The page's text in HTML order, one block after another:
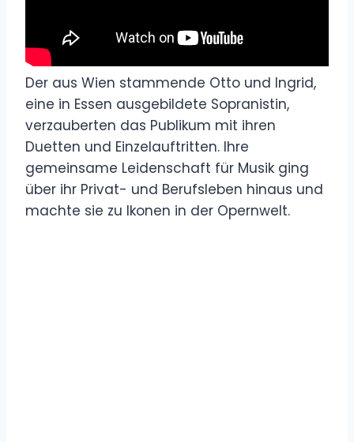
Der aus Wien stammende Otto und Ingrid,
eine in Essen ausgebildete Sopranistin,
verzauberten das Publikum mit ihren
Duetten und Einzelauftritten. Ihre
gemeinsame Leidenschaft für Musik ging
über ihr Privat- und Berufsleben hinaus und
machte sie zu Ikonen in der Opernwelt.